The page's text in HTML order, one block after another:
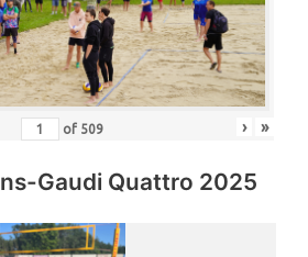
of 509 › »
Gaudi Quattro 2025